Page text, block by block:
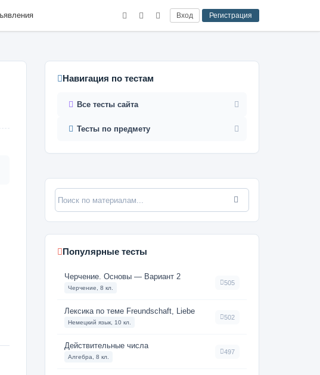
Вход Регистрация
Навигация по тестам
Все тесты сайта
Тесты по предмету
Популярные тесты
Черчение. Основы — Вариант 2
Черчение, 8 кл.
505
Лексика по теме Freundschaft, Liebe
Немецкий язык, 10 кл.
502
Действительные числа
Алгебра, 8 кл.
497